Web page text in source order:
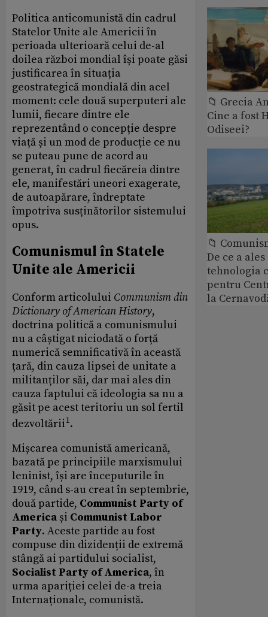
Politica anticomunistă din cadrul
Statelor Unite ale Americii în
perioada ulterioară celui de-al
doilea război mondial își poate găsi
justificarea în situația
geostrategică mondială din acel
moment: cele două superputeri ale
lumii, fiecare dintre ele
reprezentând o concepție despre
viață și un mod de producție ce nu
se puteau pune de acord au
generat, în cadrul fiecăreia dintre
ele, manifestări uneori exagerate,
de autoapărare, îndreptate
împotriva susținătorilor sistemului
opus.
Comunismul în Statele
Unite ale Americii
Conform articolului Communism din
Dictionary of American History,
doctrina politică a comunismului
nu a câștigat niciodată o forță
numerică semnificativă în această
țară, din cauza lipsei de unitate a
militanților săi, dar mai ales din
cauza faptului că ideologia sa nu a
găsit pe acest teritoriu un sol fertil
dezvoltării1.
Mișcarea comunistă americană,
bazată pe principiile marxismului
leninist, își are începuturile în
1919, când s-au creat în septembrie,
două partide, Communist Party of
America și Communist Labor
Party. Aceste partide au fost
compuse din dizidenții de extremă
stângă ai partidului socialist,
Socialist Party of America, în
urma apariției celei de-a treia
Internaționale, comunistă.
📁 Grecia
Cine a fost
Odiseei?
📁
De ce a
tehnologia
pentru
la